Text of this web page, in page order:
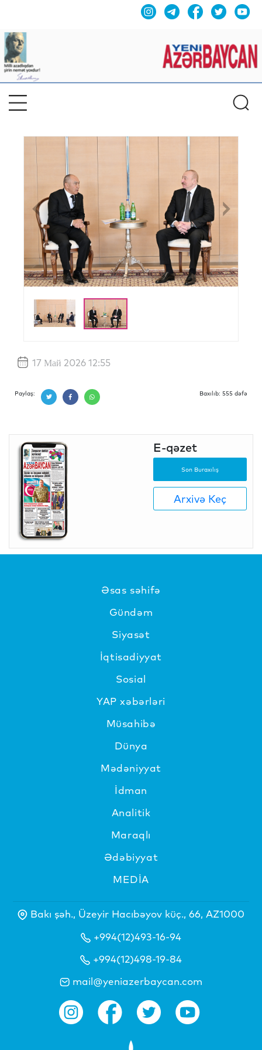
Previous
17 Май 2026 12:55
Paylaş: Baxılıb: 555 dəfə
E-qəzet
Son Buraxılış
Arxivə Keç
Əsas səhifə
Gündəm
Siyasət
İqtisadiyyat
Sosial
YAP xəbərləri
Müsahibə
Dünya
Mədəniyyat
İdman
Analitik
Maraqlı
Ədəbiyyat
MEDİA
Bakı şəh., Üzeyir Hacıbəyov küç., 66, AZ1000
+994(12)493-16-94
+994(12)498-19-84
mail@yeniazerbaycan.com